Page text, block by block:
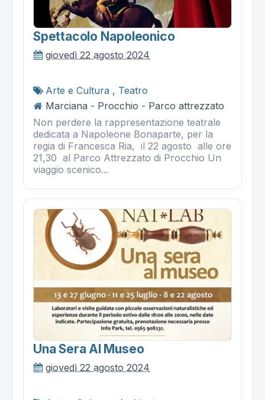
Spettacolo Napoleonico
giovedì 22 agosto 2024
Arte e Cultura , Teatro
Marciana - Procchio - Parco attrezzato
Non perdere la rappresentazione teatrale
dedicata a Napoleone Bonaparte, per la
regia di Francesca Ria, il 22 agosto alle ore
21,30 al Parco Attrezzato di Procchio Un
viaggio scenico...
Una Sera Al Museo
giovedì 22 agosto 2024